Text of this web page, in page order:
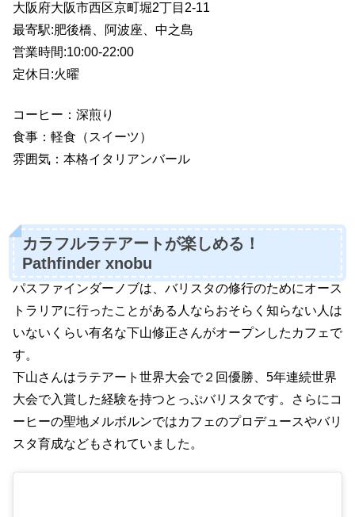
大阪府大阪市西区京町堀2丁目2-11
最寄駅:肥後橋、阿波座、中之島
営業時間:10:00-22:00
定休日:火曜
コーヒー：深煎り
食事：軽食（スイーツ）
雰囲気：本格イタリアンバール
カラフルラテアートが楽しめる！
Pathfinder xnobu
パスファインダーノブは、バリスタの修行のためにオース
トラリアに行ったことがある人ならおそらく知らない人は
いないくらい有名な下山修正さんがオープンしたカフェで
す。
下山さんはラテアート世界大会で２回優勝、5年連続世界
大会で入賞した経験を持つとっぷバリスタです。さらにコ
ーヒーの聖地メルボルンではカフェのプロデュースやバリ
スタ育成などもされていました。